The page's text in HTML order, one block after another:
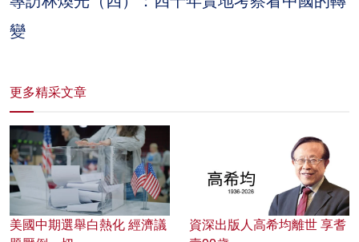
變
更多精采文章
美國中期選舉白熱化 經濟議
資深出版人高希均離世 享耆